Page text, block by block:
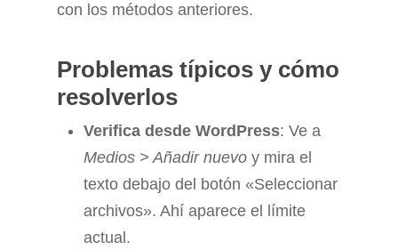
con los métodos anteriores.
Problemas típicos y cómo
resolverlos
Verifica desde WordPress: Ve a
Medios > Añadir nuevo y mira el
texto debajo del botón «Seleccionar
archivos». Ahí aparece el límite
actual.